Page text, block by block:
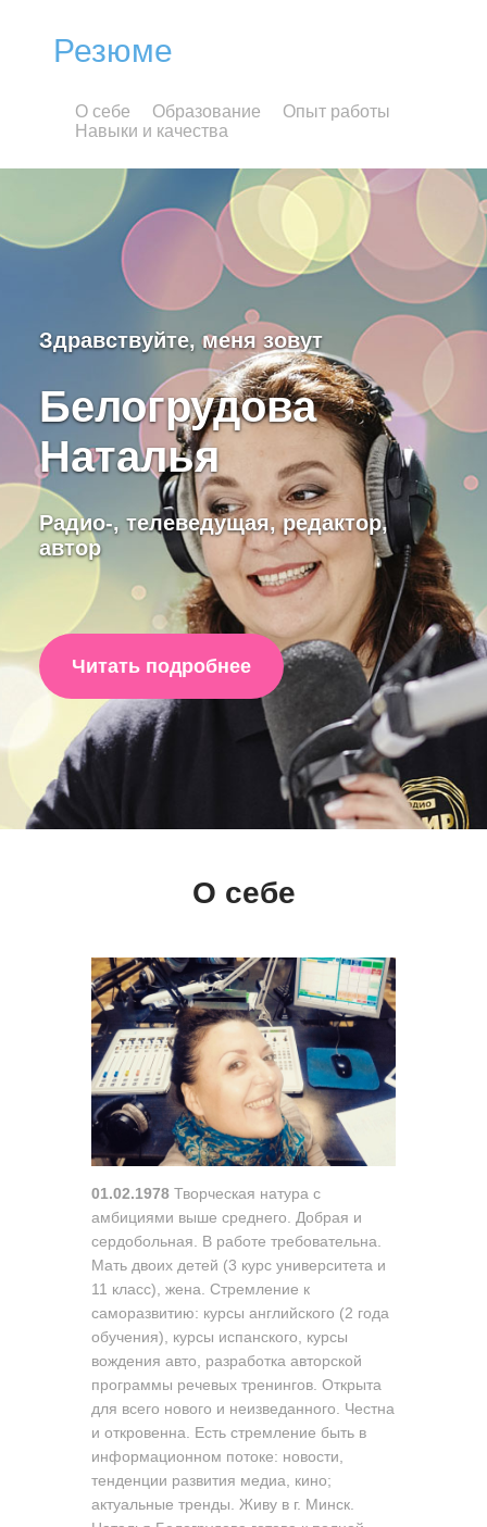
Резюме
О себе Образование
Опыт работы
Навыки и качества
Здравствуйте, меня зовут
Белогрудова
Наталья
Радио-, телеведущая, редактор,
автор
Читать подробнее
О себе
01.02.1978 Творческая натура с
амбициями выше среднего. Добрая и
сердобольная. В работе требовательна.
Мать двоих детей (3 курс университета и
11 класс), жена. Стремление к
саморазвитию: курсы английского (2 года
обучения), курсы испанского, курсы
вождения авто, разработка авторской
программы речевых тренингов. Открыта
для всего нового и неизведанного. Честна
и откровенна. Есть стремление быть в
информационном потоке: новости,
тенденции развития медиа, кино;
актуальные тренды. Живу в г. Минск.